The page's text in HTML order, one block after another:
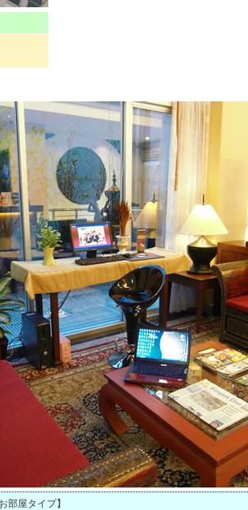
部屋タイプ】